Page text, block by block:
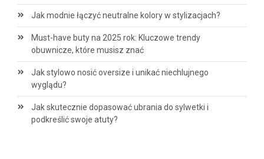
Jak modnie łączyć neutralne kolory w stylizacjach?
Must-have buty na 2025 rok: Kluczowe trendy
obuwnicze, które musisz znać
Jak stylowo nosić oversize i unikać niechlujnego
wyglądu?
Jak skutecznie dopasować ubrania do sylwetki i
podkreślić swoje atuty?